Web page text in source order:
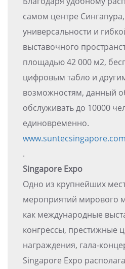
самом центре Сингапура,
универсальности и
выставочного
площадью 42 000 м2,
цифровым табло и
возможностям, данный
обслуживать до 10000
единовременно.
www.suntecsingapore.com
.
Singapore Expo
Одно из крупнейших
мероприятий мирового
как международные
конгрессы, престижные
награждения, гала-
Singapore Expo